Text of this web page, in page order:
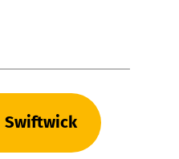
Swiftwick